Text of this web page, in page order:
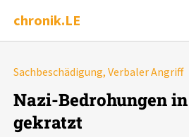
chronik.LE
Ereignis
Chronik
Sachbeschädigung, Verbaler Angriff
Nazi-Bedrohungen
gekratzt
Alle Ereignisse
Ereignisse
Ereignisse